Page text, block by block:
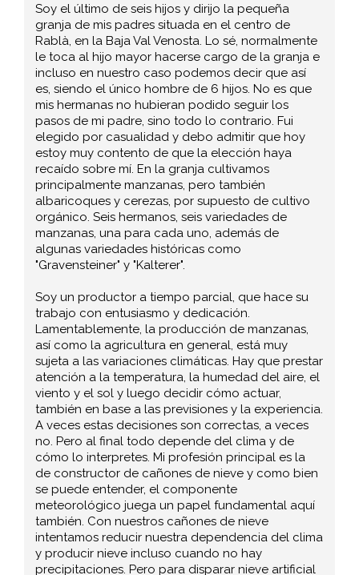
Soy el último de seis hijos y dirijo la pequeña
granja de mis padres situada en el centro de
Rablà, en la Baja Val Venosta. Lo sé, normalmente
le toca al hijo mayor hacerse cargo de la granja e
incluso en nuestro caso podemos decir que así
es, siendo el único hombre de 6 hijos. No es que
mis hermanas no hubieran podido seguir los
pasos de mi padre, sino todo lo contrario. Fui
elegido por casualidad y debo admitir que hoy
estoy muy contento de que la elección haya
recaído sobre mí. En la granja cultivamos
principalmente manzanas, pero también
albaricoques y cerezas, por supuesto de cultivo
orgánico. Seis hermanos, seis variedades de
manzanas, una para cada uno, además de
algunas variedades históricas como
"Gravensteiner" y "Kalterer".
Soy un productor a tiempo parcial, que hace su
trabajo con entusiasmo y dedicación.
Lamentablemente, la producción de manzanas,
así como la agricultura en general, está muy
sujeta a las variaciones climáticas. Hay que prestar
atención a la temperatura, la humedad del aire, el
viento y el sol y luego decidir cómo actuar,
también en base a las previsiones y la experiencia.
A veces estas decisiones son correctas, a veces
no. Pero al final todo depende del clima y de
cómo lo interpretes. Mi profesión principal es la
de constructor de cañones de nieve y como bien
se puede entender, el componente
meteorológico juega un papel fundamental aquí
también. Con nuestros cañones de nieve
intentamos reducir nuestra dependencia del clima
y producir nieve incluso cuando no hay
precipitaciones. Pero para disparar nieve artificial